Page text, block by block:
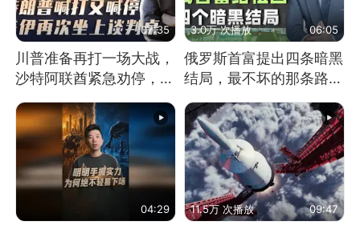
07:35
川普准备再打一场大战，
沙特阿联酋紧急劝停，美
伊开启新一轮谈判
3.0万 次播放 06:05
俄罗斯首富提出四条暗黑
结局，最不坏的那条路是
通向东方
04:29 11.5万 次播放 09:47